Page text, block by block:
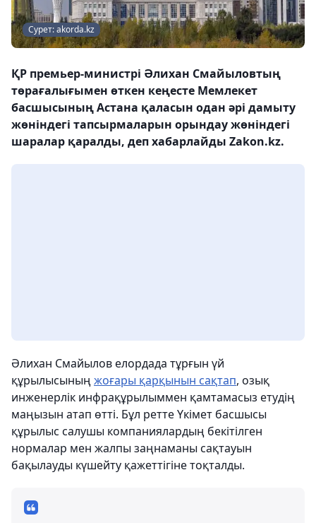
Сурет: akorda.kz
ҚР премьер-министрі Әлихан Смайыловтың
төрағалығымен өткен кеңесте Мемлекет
басшысының Астана қаласын одан әрі дамыту
жөніндегі тапсырмаларын орындау жөніндегі
шаралар қаралды, деп хабарлайды Zakon.kz.
Әлихан Смайылов елордада тұрғын үй
құрылысының жоғары қарқынын сақтап, озық
инженерлік инфрақұрылыммен қамтамасыз етудің
маңызын атап өтті. Бұл ретте Үкімет басшысы
құрылыс салушы компаниялардың бекітілген
нормалар мен жалпы заңнаманы сақтауын
бақылауды күшейту қажеттігіне тоқталды.